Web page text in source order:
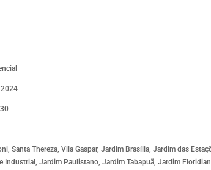
Santa Thereza, Vila Gaspar, Jardim Brasília, Jardim das
Industrial, Jardim Paulistano, Jardim Tabapuã, Jardim